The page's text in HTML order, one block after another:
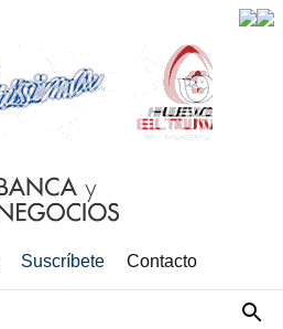
Suscríbete Contacto